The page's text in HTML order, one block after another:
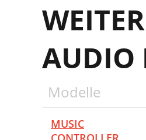
AUDIO
Modelle
MUSIC